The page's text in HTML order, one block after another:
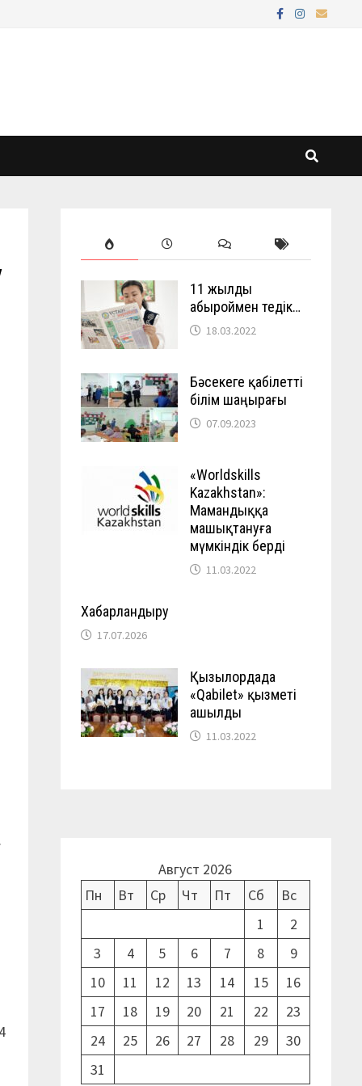
11 жылды
абыроймен өтедік…
18.03.2022
Бәсекеге қабілетті
білім шаңырағы
07.09.2023
«Worldskills
Kazakhstan»:
Мамандыққа
машықтануға
мүмкіндік берді
11.03.2022
Хабарландыру
17.07.2026
Қызылордада
«Qabilet» қызметі
ашылды
11.03.2022
Август 2026
Пн
Вт Ср Чт Пт Сб
Вс
1
2
3
4 5 6 7 8
9
10
11 12 13 14 15
16
17
18 19 20 21 22
23
24
25 26 27 28 29
30
31